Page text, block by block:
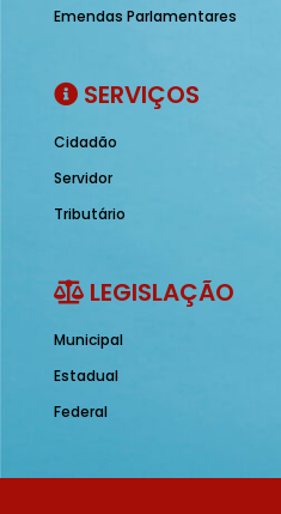
Emendas Parlamentares
SERVIÇOS
Cidadão
Servidor
Tributário
LEGISLAÇÃO
Municipal
Estadual
Federal